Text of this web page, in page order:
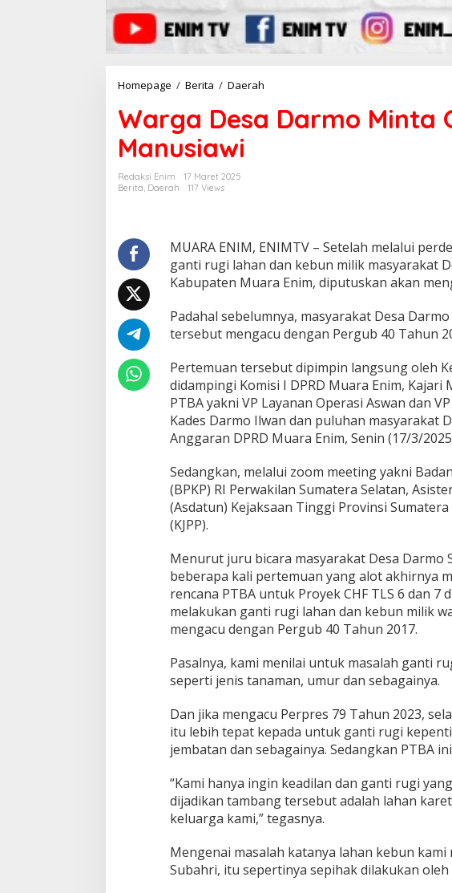
Homepage / Berita / Daerah
r
g
r
o
M
n
t
a
n
i
R
u
i
M
a
i
a
w
i
Warga Desa Darmo Minta
Manusiawi
Redaksi Enim
17 Maret 2025
Berita Daerah 117 Views
MUARA ENIM, ENIMTV – Setelah melalui
ganti rugi lahan dan kebun milik masyarakat
Kabupaten Muara Enim, diputuskan akan
Padahal sebelumnya, masyarakat Desa
tersebut mengacu dengan Pergub 40 Tahun
Pertemuan tersebut dipimpin langsung oleh
didampingi Komisi I DPRD Muara Enim, Kajari
PTBA yakni VP Layanan Operasi Aswan dan
Kades Darmo Ilwan dan puluhan masyarakat
Anggaran DPRD Muara Enim, Senin (17/3/
Sedangkan, melalui zoom meeting yakni
(BPKP) RI Perwakilan Sumatera Selatan,
(Asdatun) Kejaksaan Tinggi Provinsi
(KJPP).
Menurut juru bicara masyarakat Desa Darmo
beberapa kali pertemuan yang alot akhirnya
rencana PTBA untuk Proyek CHF TLS 6 dan
melakukan ganti rugi lahan dan kebun milik
mengacu dengan Pergub 40 Tahun 2017.
Pasalnya, kami menilai untuk masalah ganti
seperti jenis tanaman, umur dan sebagainya.
Dan jika mengacu Perpres 79 Tahun 2023,
itu lebih tepat kepada untuk ganti rugi
jembatan dan sebagainya. Sedangkan PTBA
“Kami hanya ingin keadilan dan ganti rugi
dijadikan tambang tersebut adalah lahan
keluarga kami,” tegasnya.
Mengenai masalah katanya lahan kebun
Subahri, itu sepertinya sepihak dilakukan